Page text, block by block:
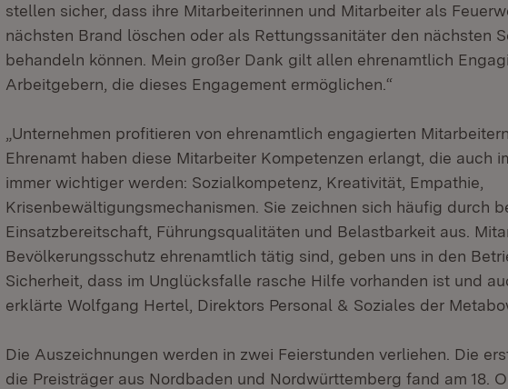
stellen sicher, dass ihre Mitarbeiterinnen und Mitarbeiter als
nächsten Brand löschen oder als Rettungssanitäter den nächsten
behandeln können. Mein großer Dank gilt allen ehrenamtlich
Arbeitgebern, die dieses Engagement ermöglichen.“
„Unternehmen profitieren von ehrenamtlich engagierten
Ehrenamt haben diese Mitarbeiter Kompetenzen erlangt, die auch
immer wichtiger werden: Sozialkompetenz, Kreativität, Empathie,
Krisenbewältigungsmechanismen. Sie zeichnen sich häufig durch
Einsatzbereitschaft, Führungsqualitäten und Belastbarkeit aus.
Bevölkerungsschutz ehrenamtlich tätig sind, geben uns in den
Sicherheit, dass im Unglücksfalle rasche Hilfe vorhanden ist und
erklärte Wolfgang Hertel, Direktors Personal & Soziales der
Die Auszeichnungen werden in zwei Feierstunden verliehen. Die
die Preisträger aus Nordbaden und Nordwürttemberg fand am 18.